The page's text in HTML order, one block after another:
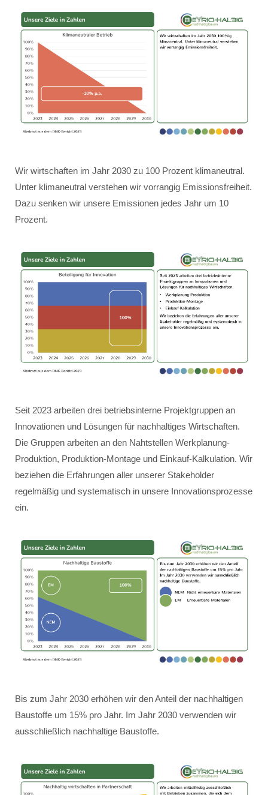
Wir wirtschaften im Jahr 2030 zu 100 Prozent klimaneutral.
Unter klimaneutral verstehen wir vorrangig Emissionsfreiheit.
Dazu senken wir unsere Emissionen jedes Jahr um 10
Prozent.
Seit 2023 arbeiten drei betriebsinterne Projektgruppen an
Innovationen und Lösungen für nachhaltiges Wirtschaften.
Die Gruppen arbeiten an den Nahtstellen Werkplanung-
Produktion, Produktion-Montage und Einkauf-Kalkulation. Wir
beziehen die Erfahrungen aller unserer Stakeholder
regelmäßig und systematisch in unsere Innovationsprozesse
ein.
Bis zum Jahr 2030 erhöhen wir den Anteil der nachhaltigen
Baustoffe um 15% pro Jahr. Im Jahr 2030 verwenden wir
ausschließlich nachhaltige Baustoffe.